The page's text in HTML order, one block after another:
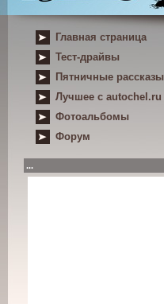
Главная страница
Тест-драйвы
Пятничные рассказы
Лучшее с autochel.ru
Фотоальбомы
Форум
...